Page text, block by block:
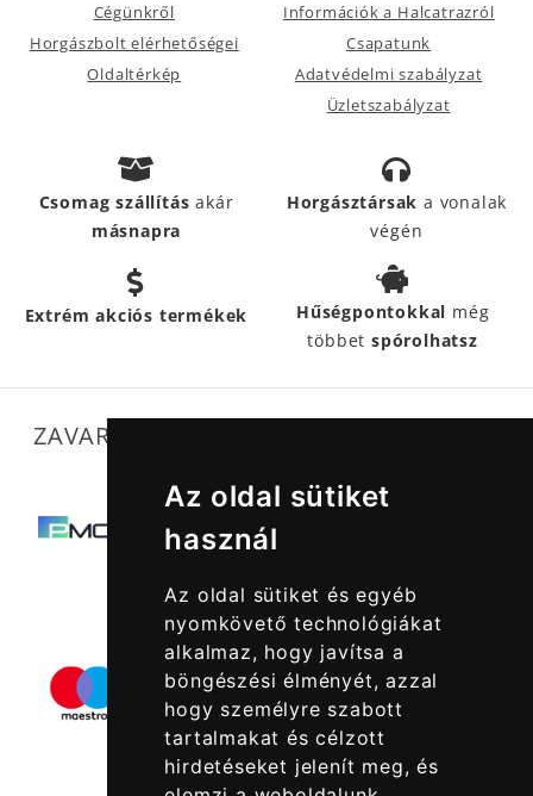
Az oldal sütiket
használ
Az oldal sütiket és egyéb
nyomkövető technológiákat
alkalmaz, hogy javítsa a
böngészési élményét, azzal
hogy személyre szabott
tartalmakat és célzott
hirdetéseket jelenít meg, és
Cégünkről
Horgászbolt elérhetőségei
Oldaltérkép
Információk a Halcatrazról
Csapatunk
Adatvédelmi szabályzat
Üzletszabályzat
Csomag szállításakár
másnapra
Horgásztársak a vonalak
végén
Extrém akciós termékek Hűségpontokkal még
többetspórolhatsz
ZAVARTALAN MŰKÖDÉSÜNKET SEGÍTIK